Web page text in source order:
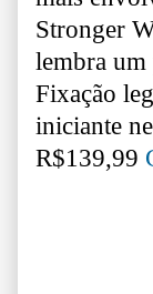
Stronger
lembra um
Fixação
iniciante
R$139,99